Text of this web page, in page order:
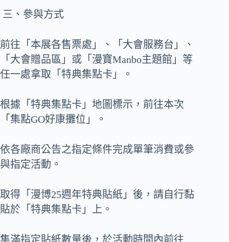
三、參與方式
前往「本展各售票處」、「大會服務台」、
「大會贈品區」或「漫寶Manbo主題館」等
任一處拿取「特典集點卡」。
根據「特典集點卡」地圖標示，前往本次
「集點GO好康攤位」。
依各廠商公告之指定條件完成單筆消費或參
與指定活動。
取得「漫博25週年特典貼紙」後，請自行黏
貼於「特典集點卡」上。
集滿指定貼紙數量後，於活動時間內前往